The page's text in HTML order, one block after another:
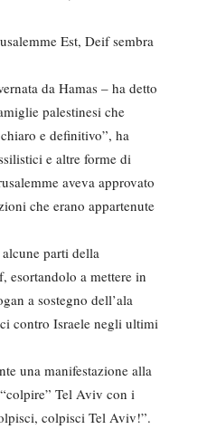
Est, Deif sembra
da Hamas – ha detto
palestinesi che
e definitivo”, ha
e altre forme di
aveva approvato
che erano appartenute
parti della
esortandolo a mettere in
a sostegno dell’ala
contro Israele negli ultimi
una manifestazione alla
Tel Aviv con i
colpisci Tel Aviv!”.